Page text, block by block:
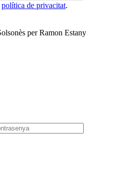
política de privacitat.
per Ramon Estany